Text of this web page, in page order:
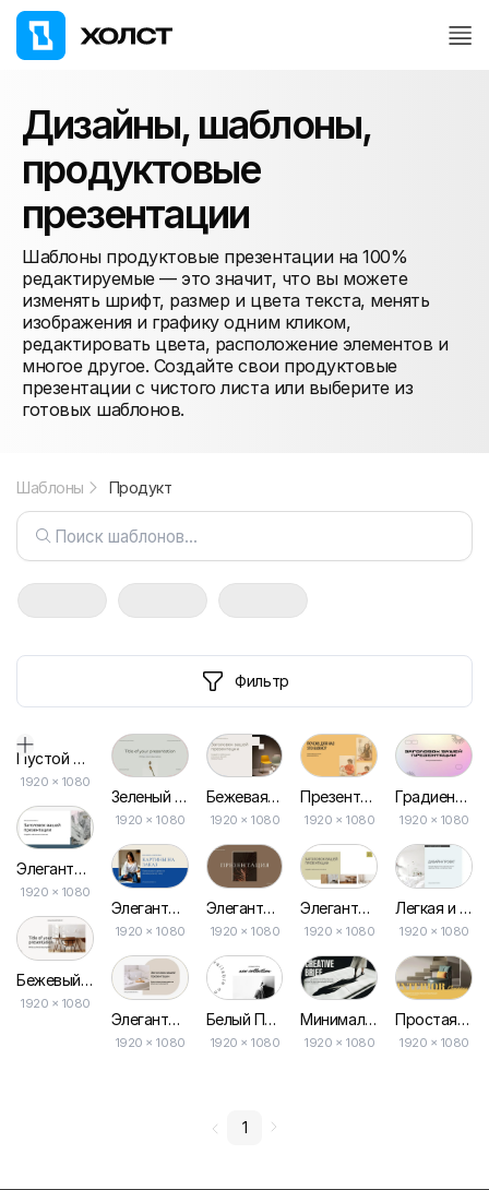
Дизайны, шаблоны,
продуктовые
презентации
Шаблоны продуктовые презентации на 100%
редактируемые — это значит, что вы можете
изменять шрифт, размер и цвета текста, менять
изображения и графику одним кликом,
редактировать цвета, расположение элементов и
многое другое. Создайте свои продуктовые
презентации с чистого листа или выберите из
готовых шаблонов.
Шаблоны Продукт
Фильтр
Пустой дизайн-макет
1920 × 1080
Элегантная Бизнес Презентация в Серо-синем Дизайне
1920 × 1080
Бежевый Минималистичный Эстетический Варианты
1920 × 1080
Зеленый Минимализм Простая Презентация
1920 × 1080
Элегантное Коммерческое Предложение в Стильных Синих и Бежевых Тонах
1920 × 1080
Элегантная Бежевая Абстракция для Презентаций
1920 × 1080
Бежевая Презентация Коммерческого Предложения с Фотографиями
1920 × 1080
Элегантная Бежевая Презентация с Эстетическим Дизайном
1920 × 1080
Белый Простой Портфель Новая Коллекция Презентация
1920 × 1080
Презентация Продукта в Оранжевом Модерне
1920 × 1080
Элегантный Минимализм: Чистая Презентация
1920 × 1080
Минимальный Простой Портфель Креативного Брифа Презентация
1920 × 1080
Градиентная Абстракция для Презентаций
1920 × 1080
Легкая и Светлая Презентация Коммерческого Предложения
1920 × 1080
Простая Презентация Профиля Компании по Интерьерам
1920 × 1080
1